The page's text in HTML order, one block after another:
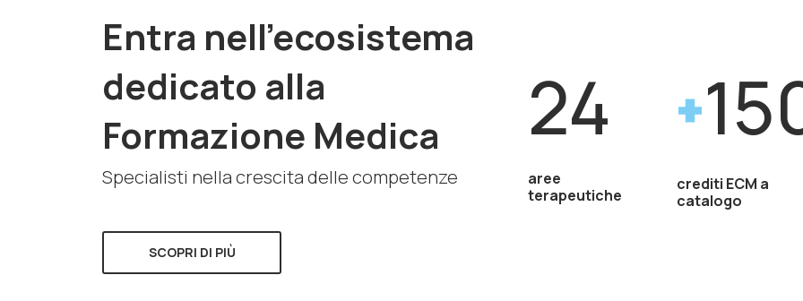
Entra nell'ecosistema
dedicato alla
Formazione Medica
Specialisti nella crescita delle competenze
SCOPRI DI PIÙ
24
aree
terapeutiche
crediti ECM a
catalogo